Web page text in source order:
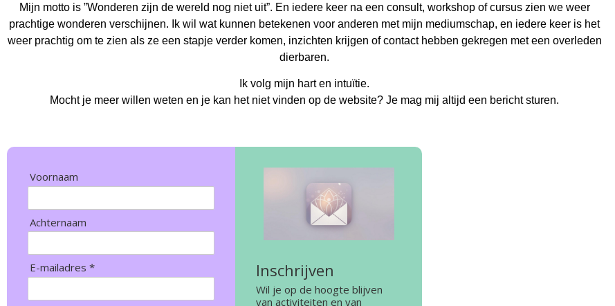
Mijn motto is ”Wonderen zijn de wereld nog niet uit”. En iedere keer na een consult, workshop of cursus zien we weer
prachtige wonderen verschijnen. Ik wil wat kunnen betekenen voor anderen met mijn mediumschap, en iedere keer is het
weer prachtig om te zien als ze een stapje verder komen, inzichten krijgen of contact hebben gekregen met een overleden
dierbaren.
Ik volg mijn hart en intuïtie.
Mocht je meer willen weten en je kan het niet vinden op de website? Je mag mij altijd een bericht sturen.
Voornaam
Achternaam
E-mailadres * Inschrijven
Wil je op de hoogte blijven
van activiteiten en van